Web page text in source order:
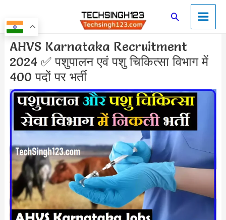
to
content
SearchMain
Menu
AHVS Karnataka Recruitment
2024 ✅ पशुपालन एवं पशु चिकित्सा विभाग में
400 पदों पर भर्ती
Post
navigation